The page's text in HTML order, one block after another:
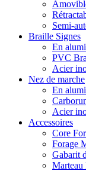
Semi-
Braille Signes
En
PVC
Acier
Nez de marche
En
Acier
Accessoires
Core
Forage
Gabarit
Marteau